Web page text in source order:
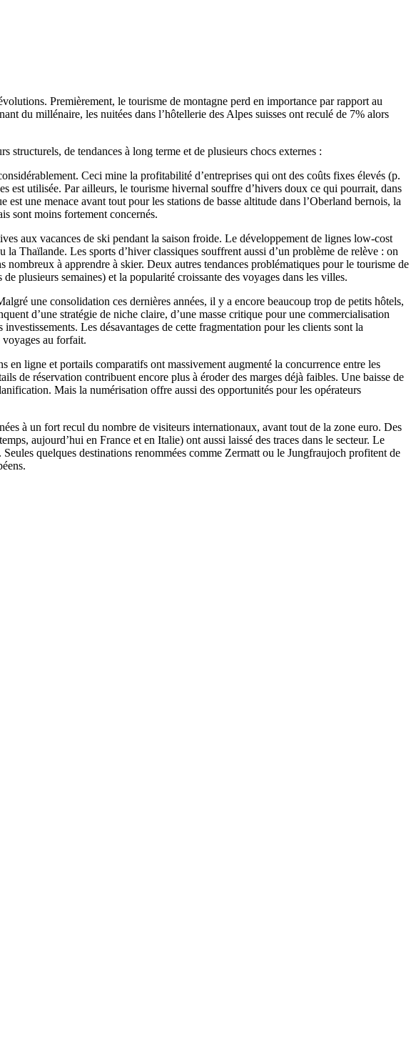
Premièrement, le tourisme de montagne perd en importance par rapport au
du millénaire, les nuitées dans l’hôtellerie des Alpes suisses ont reculé de 7% alors
de tendances à long terme et de plusieurs chocs externes :
Ceci mine la profitabilité d’entreprises qui ont des coûts fixes élevés (p.
est utilisée. Par ailleurs, le tourisme hivernal souffre d’hivers doux ce qui pourrait, dans
une menace avant tout pour les stations de basse altitude dans l’Oberland bernois, la
sont moins fortement concernés.
aux vacances de ski pendant la saison froide. Le développement de lignes low-cost
Thaïlande. Les sports d’hiver classiques souffrent aussi d’un problème de relève : on
à apprendre à skier. Deux autres tendances problématiques pour le tourisme de
plusieurs semaines) et la popularité croissante des voyages dans les villes.
une consolidation ces dernières années, il y a encore beaucoup trop de petits hôtels,
d’une stratégie de niche claire, d’une masse critique pour une commercialisation
Les désavantages de cette fragmentation pour les clients sont la
au forfait.
en ligne et portails comparatifs ont massivement augmenté la concurrence entre les
de réservation contribuent encore plus à éroder des marges déjà faibles. Une baisse de
Mais la numérisation offre aussi des opportunités pour les opérateurs
à un fort recul du nombre de visiteurs internationaux, avant tout de la zone euro. Des
aujourd’hui en France et en Italie) ont aussi laissé des traces dans le secteur. Le
quelques destinations renommées comme Zermatt ou le Jungfraujoch profitent de